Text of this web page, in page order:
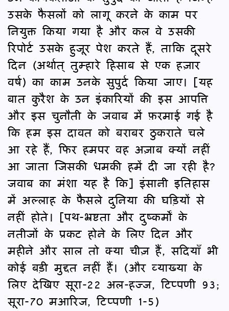
उसके फैसलों को लागू करने के काम पर
नियुक्त किया गया है और कल वे उसकी
रिपोर्ट उसके हुजूर पेश करते हैं, ताकि दूसरे
दिन (अर्थात् तुम्हारे हिसाब से एक हज़ार
वर्ष) का काम उनके सुपुर्द किया जाए। [यह
बात कुरैश के उन इंकारियों की इस आपत्ति
और इस चुनौती के जवाब में फ़रमाई गई है
कि हम इस दावत को बराबर ठुकराते चले
आ रहे हैं, फिर हमपर वह अज़ाब क्यों नहीं
आ जाता जिसकी धमकी हमें दी जा रही है?
जवाब का मंशा यह है कि] इंसानी इतिहास
में अल्लाह के फैसले दुनिया की घड़ियों से
नहीं होते। [पथ-भ्रष्टता और दुष्कर्मों के
नतीजों के प्रकट होने के लिए दिन और
महीने और साल तो क्या चीज़ हैं, सदियाँ भी
कोई बड़ी मुद्दत नहीं हैं। (और व्याख्या के
लिए देखिए सूरा-22 अल-हज्ज, टिप्पणी 93;
सूरा-70 मआरिज, टिप्पणी 1-5)